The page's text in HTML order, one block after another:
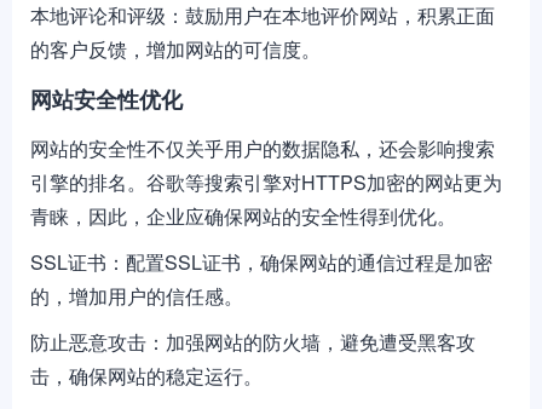
本地评论和评级：鼓励用户在本地评价网站，积累正面
的客户反馈，增加网站的可信度。
网站安全性优化
网站的安全性不仅关乎用户的数据隐私，还会影响搜索
引擎的排名。谷歌等搜索引擎对HTTPS加密的网站更为
青睐，因此，企业应确保网站的安全性得到优化。
SSL证书：配置SSL证书，确保网站的通信过程是加密
的，增加用户的信任感。
防止恶意攻击：加强网站的防火墙，避免遭受黑客攻
击，确保网站的稳定运行。